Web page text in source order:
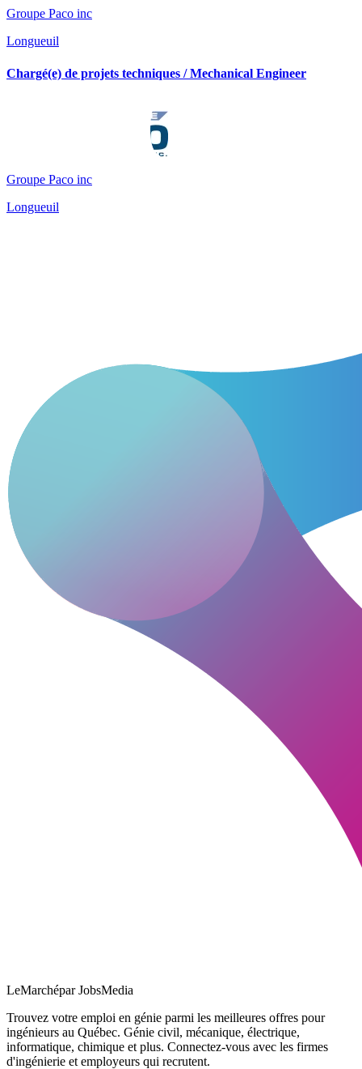
Groupe Paco inc
Longueuil
Chargé(e) de projets techniques / Mechanical Engineer
Groupe Paco inc
Longueuil
LeMarchépar JobsMedia
Trouvez votre emploi en génie parmi les meilleures offres pour
ingénieurs au Québec. Génie civil, mécanique, électrique,
informatique, chimique et plus. Connectez-vous avec les firmes
d'ingénierie et employeurs qui recrutent.